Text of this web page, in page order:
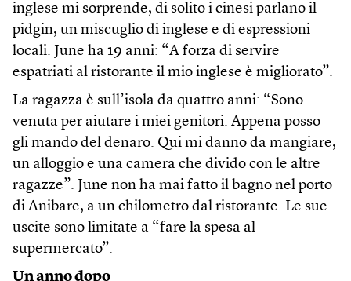
inglese mi sorprende, di solito i cinesi parlano il
pidgin, un miscuglio di inglese e di espressioni
locali. June ha 19 anni: “A forza di servire
espatriati al ristorante il mio inglese è migliorato”.
La ragazza è sull’isola da quattro anni: “Sono
venuta per aiutare i miei genitori. Appena posso
gli mando del denaro. Qui mi danno da mangiare,
un alloggio e una camera che divido con le altre
ragazze”. June non ha mai fatto il bagno nel porto
di Anibare, a un chilometro dal ristorante. Le sue
uscite sono limitate a “fare la spesa al
supermercato”.
Un anno dopo